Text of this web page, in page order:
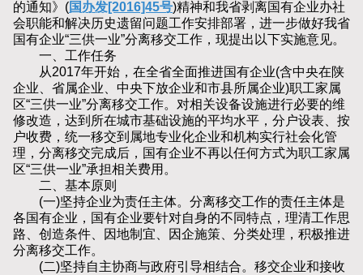
的通知》(国办发[2016]45号)精神和我省剥离国有企业办社
会职能和解决历史遗留问题工作安排部署，进一步做好我省
国有企业“三供一业”分离移交工作，现提出以下实施意见。
一、工作任务
从2017年开始，在全省全面推进国有企业(含中央在陕
企业、省属企业、中央下放企业和市县所属企业)职工家属
区“三供一业”分离移交工作。对相关设备设施进行必要的维
修改造，达到所在城市基础设施的平均水平，分户设表、按
户收费，统一移交到属地专业化企业和机构实行社会化管
理，分离移交完成后，国有企业不再以任何方式为职工家属
区“三供一业”承担相关费用。
二、基本原则
(一)坚持企业为责任主体。分离移交工作的责任主体是
各国有企业，国有企业要针对自身的不同特点，理清工作思
路、创造条件、因地制宜、因企施策、分类处理，积极推进
分离移交工作。
(二)坚持自主协商与政府引导相结合。移交企业和接收